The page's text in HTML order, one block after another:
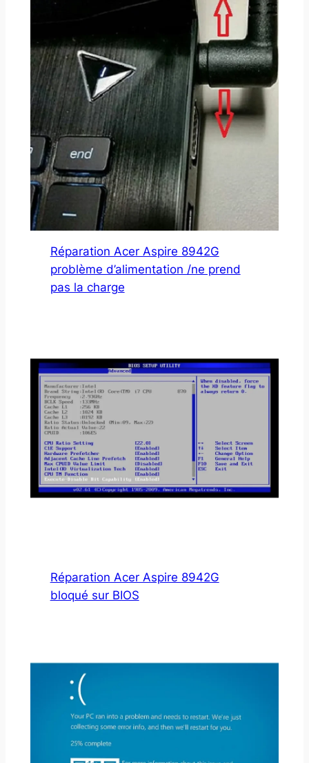
Réparation Acer Aspire 8942G
problème d’alimentation /ne prend
pas la charge
Réparation Acer Aspire 8942G
bloqué sur BIOS